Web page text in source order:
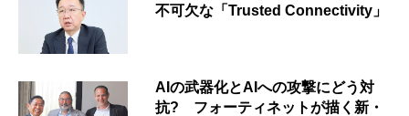
不可欠な「Trusted Connectivity」
AIの武器化とAIへの攻撃にどう対
抗? フォーティネットが描く新・